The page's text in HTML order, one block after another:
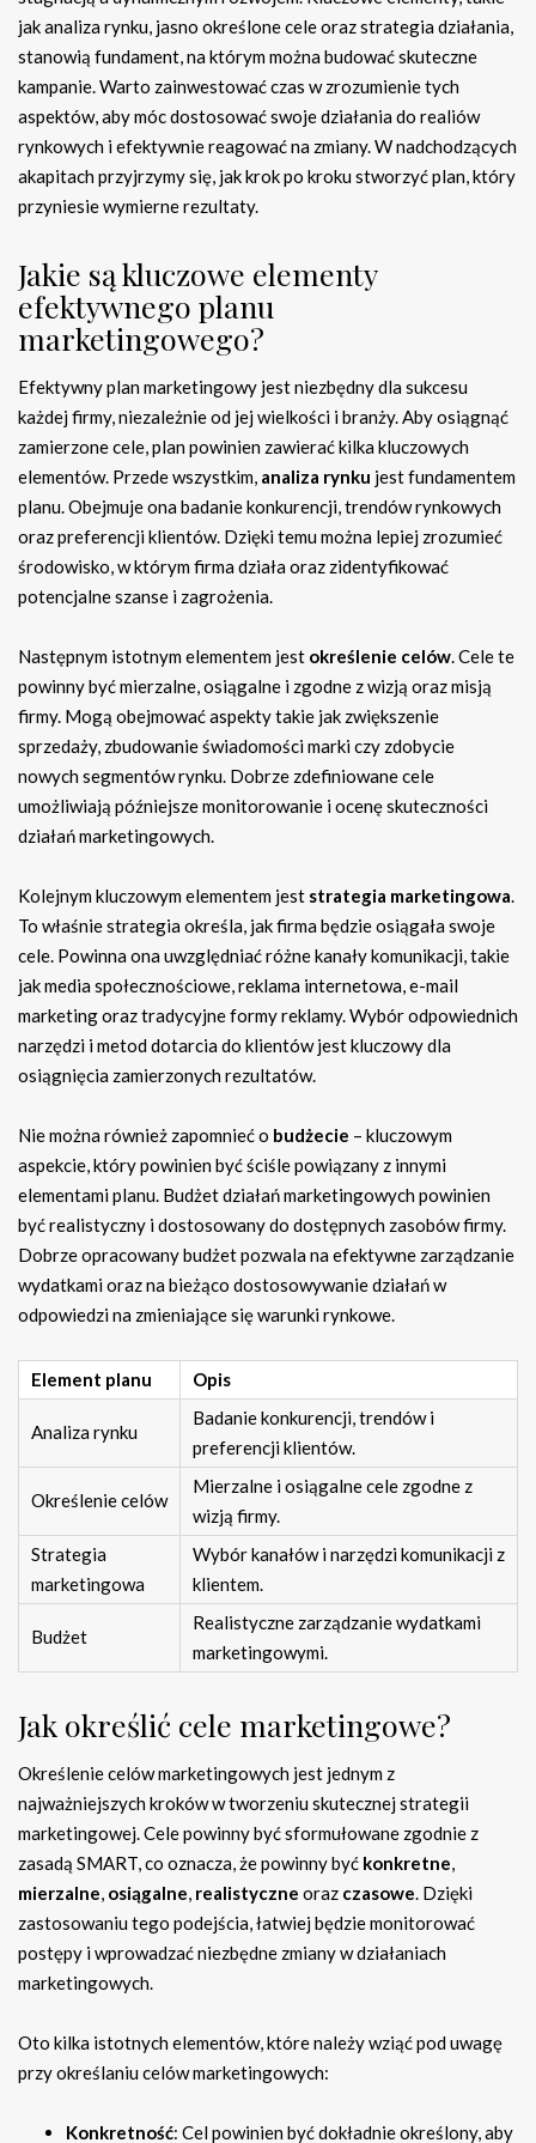
jak analiza rynku, jasno określone cele oraz strategia działania,
stanowią fundament, na którym można budować skuteczne
kampanie. Warto zainwestować czas w zrozumienie tych
aspektów, aby móc dostosować swoje działania do realiów
rynkowych i efektywnie reagować na zmiany. W nadchodzących
akapitach przyjrzymy się, jak krok po kroku stworzyć plan, który
przyniesie wymierne rezultaty.
Jakie są kluczowe elementy
efektywnego planu
marketingowego?
Efektywny plan marketingowy jest niezbędny dla sukcesu
każdej firmy, niezależnie od jej wielkości i branży. Aby osiągnąć
zamierzone cele, plan powinien zawierać kilka kluczowych
elementów. Przede wszystkim, analiza rynku jest fundamentem
planu. Obejmuje ona badanie konkurencji, trendów rynkowych
oraz preferencji klientów. Dzięki temu można lepiej zrozumieć
środowisko, w którym firma działa oraz zidentyfikować
potencjalne szanse i zagrożenia.
Następnym istotnym elementem jest określenie celów. Cele te
powinny być mierzalne, osiągalne i zgodne z wizją oraz misją
firmy. Mogą obejmować aspekty takie jak zwiększenie
sprzedaży, zbudowanie świadomości marki czy zdobycie
nowych segmentów rynku. Dobrze zdefiniowane cele
umożliwiają późniejsze monitorowanie i ocenę skuteczności
działań marketingowych.
Kolejnym kluczowym elementem jest strategia marketingowa.
To właśnie strategia określa, jak firma będzie osiągała swoje
cele. Powinna ona uwzględniać różne kanały komunikacji, takie
jak media społecznościowe, reklama internetowa, e-mail
marketing oraz tradycyjne formy reklamy. Wybór odpowiednich
narzędzi i metod dotarcia do klientów jest kluczowy dla
osiągnięcia zamierzonych rezultatów.
Nie można również zapomnieć o budżecie – kluczowym
aspekcie, który powinien być ściśle powiązany z innymi
elementami planu. Budżet działań marketingowych powinien
być realistyczny i dostosowany do dostępnych zasobów firmy.
Dobrze opracowany budżet pozwala na efektywne zarządzanie
wydatkami oraz na bieżąco dostosowywanie działań w
odpowiedzi na zmieniające się warunki rynkowe.
Element planu Opis
Analiza rynku
Badanie konkurencji, trendów i
preferencji klientów.
Określenie celów
Mierzalne i osiągalne cele zgodne z
wizją firmy.
Strategia
marketingowa
Wybór kanałów i narzędzi komunikacji z
klientem.
Budżet
Realistyczne zarządzanie wydatkami
marketingowymi.
Jak określić cele marketingowe?
Określenie celów marketingowych jest jednym z
najważniejszych kroków w tworzeniu skutecznej strategii
marketingowej. Cele powinny być sformułowane zgodnie z
zasadą SMART, co oznacza, że powinny być konkretne,
mierzalne, osiągalne, realistyczne oraz czasowe. Dzięki
zastosowaniu tego podejścia, łatwiej będzie monitorować
postępy i wprowadzać niezbędne zmiany w działaniach
marketingowych.
Oto kilka istotnych elementów, które należy wziąć pod uwagę
przy określaniu celów marketingowych:
Konkretność: Cel powinien być dokładnie określony, aby